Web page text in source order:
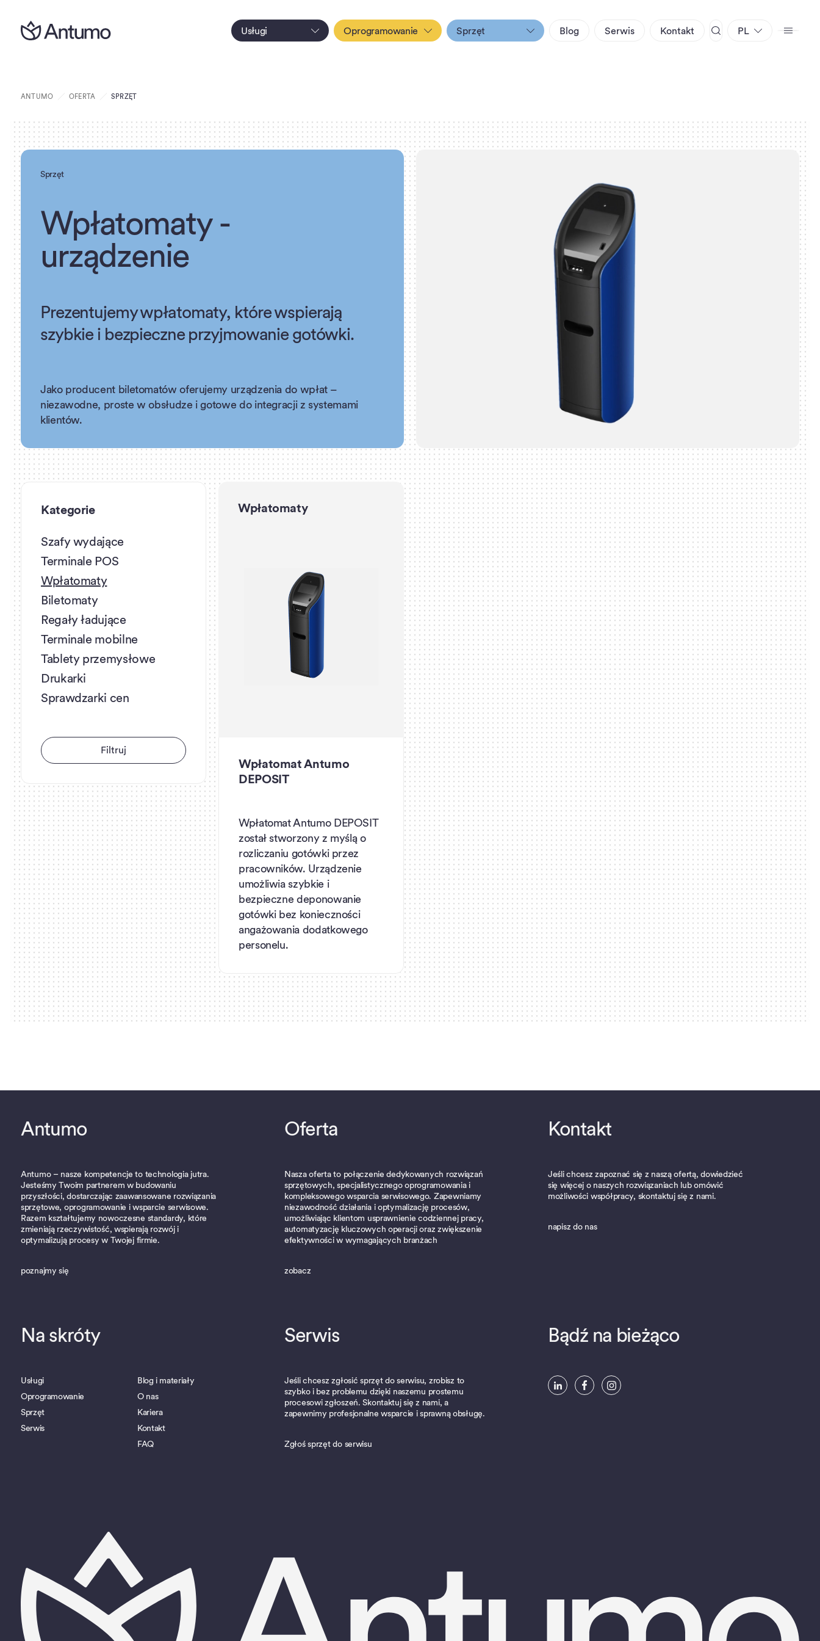
Usługi Oprogramowanie Sprzęt Blog Serwis Kontakt PL
ANTUMO OFERTA SPRZĘT
Sprzęt
Wpłatomaty -
urządzenie
Prezentujemy wpłatomaty, które wspierają
szybkie i bezpieczne przyjmowanie gotówki.
Jako producent biletomatów oferujemy urządzenia do wpłat –
niezawodne, proste w obsłudze i gotowe do integracji z systemami
klientów.
Kategorie
Szafy wydające
Terminale POS
Wpłatomaty
Biletomaty
Regały ładujące
Terminale mobilne
Tablety przemysłowe
Drukarki
Sprawdzarki cen
Fi truj
Wpłatomaty
Wpłatomat Antumo
DEPOSIT
Wpłatomat Antumo DEPOSIT
został stworzony z myślą o
rozliczaniu gotówki przez
pracowników. Urządzenie
umożliwia szybkie i
bezpieczne deponowanie
gotówki bez konieczności
angażowania dodatkowego
personelu.
Antumo
Antumo – nasze kompetencje to technologia jutra.
Jesteśmy Twoim partnerem w budowaniu
przyszłości, dostarczając zaawansowane rozwiązania
sprzętowe, oprogramowanie i wsparcie serwisowe.
Razem kształtujemy nowoczesne standardy, które
zmieniają rzeczywistość, wspierają rozwój i
optymalizują procesy w Twojej firmie.
poznajmy się
Oferta
Nasza oferta to połączenie dedykowanych rozwiązań
sprzętowych, specjalistycznego oprogramowania i
kompleksowego wsparcia serwisowego. Zapewniamy
niezawodność działania i optymalizację procesów,
umożliwiając klientom usprawnienie codziennej pracy,
automatyzację kluczowych operacji oraz zwiększenie
efektywności w wymagających branżach
zobacz
Kontakt
Jeśli chcesz zapoznać się z naszą ofertą, dowiedzieć
się więcej o naszych rozwiązaniach lub omówić
możliwości współpracy, skontaktuj się z nami.
napisz do nas
Na skróty
Usługi
Oprogramowanie
Sprzęt
Serwis
Blog i materiały
O nas
Kariera
Kontakt
FAQ
Serwis
Jeśli chcesz zgłosić sprzęt do serwisu, zrobisz to
szybko i bez problemu dzięki naszemu prostemu
procesowi zgłoszeń. Skontaktuj się z nami, a
zapewnimy profesjonalne wsparcie i sprawną obsługę.
Zgłoś sprzęt do serwisu
Bądź na bieżąco